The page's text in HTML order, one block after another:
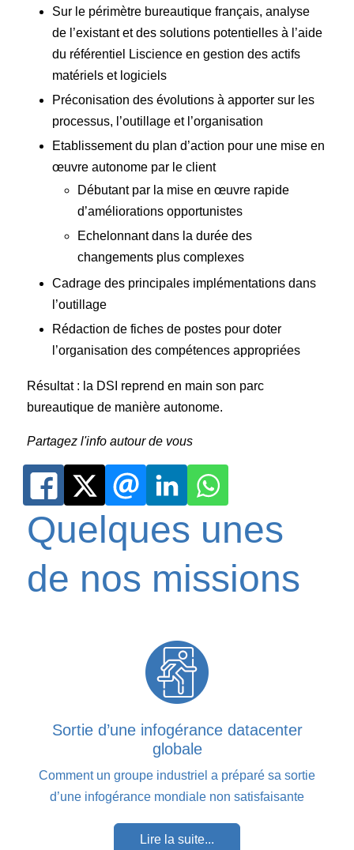
Sur le périmètre bureautique français, analyse
de l’existant et des solutions potentielles à l’aide
du référentiel Liscience en gestion des actifs
matériels et logiciels
Préconisation des évolutions à apporter sur les
processus, l’outillage et l’organisation
Etablissement du plan d’action pour une mise en
œuvre autonome par le client
Débutant par la mise en œuvre rapide
d’améliorations opportunistes
Echelonnant dans la durée des
changements plus complexes
Cadrage des principales implémentations dans
l’outillage
Rédaction de fiches de postes pour doter
l’organisation des compétences appropriées
Résultat : la DSI reprend en main son parc
bureautique de manière autonome.
Partagez l'info autour de vous
Quelques unes
de nos missions
Sortie d’une infogérance datacenter
globale
Comment un groupe industriel a préparé sa sortie
d’une infogérance mondiale non satisfaisante
Lire la suite...